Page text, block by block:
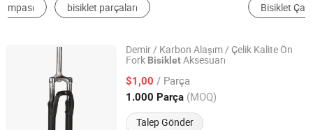
Bisiklet Çantası
Demir / Karbon Alaşım / Çelik Kalite Ön
Fork BisikletAksesuarı
$1,00 / Parça
1.000 Parça (MOQ)
Talep Gönder
Hebei Hongchi Bicycles Co., Ltd
Hebei, China Fiyat 2014